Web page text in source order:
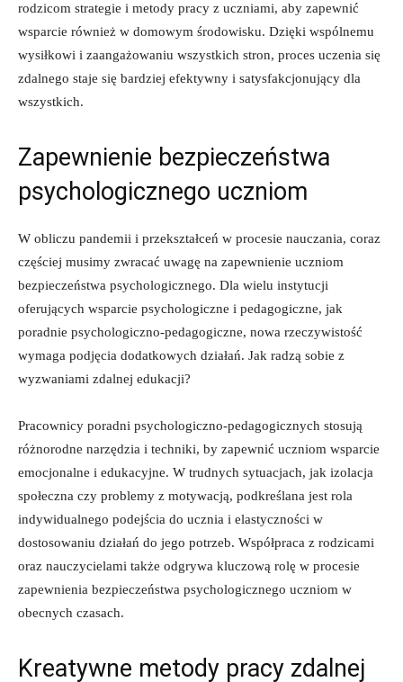
rodzicom strategie ​i metody ​pracy z uczniami, aby zapewnić
wsparcie również w domowym środowisku. Dzięki wspólnemu
wysiłkowi i‌ zaangażowaniu wszystkich⁢ stron, proces uczenia się
zdalnego staje się ‍bardziej efektywny ⁤i satysfakcjonujący dla
wszystkich.
Zapewnienie⁣ bezpieczeństwa
⁣psychologicznego uczniom
W ⁤obliczu ‌pandemii‌ i przekształceń w procesie⁤ nauczania, ​coraz
częściej musimy zwracać ‌uwagę na zapewnienie uczniom
bezpieczeństwa psychologicznego. ‌Dla wielu instytucji
oferujących wsparcie​ psychologiczne i⁣ pedagogiczne, jak
poradnie‍ psychologiczno-pedagogiczne, nowa rzeczywistość
⁣wymaga podjęcia dodatkowych działań. Jak radzą sobie⁣ z
wyzwaniami⁢ zdalnej​ edukacji?
Pracownicy poradni psychologiczno-pedagogicznych stosują
różnorodne⁤ narzędzia i techniki, ‌by zapewnić⁣ uczniom wsparcie
emocjonalne‌ i edukacyjne. ‍W trudnych sytuacjach,‍ jak izolacja
⁣społeczna​ czy problemy z ‍motywacją, podkreślana jest⁣ rola
indywidualnego podejścia do ucznia i⁣ elastyczności⁤ w
dostosowaniu działań do ⁤jego ‍potrzeb. Współpraca‍ z rodzicami‍
oraz nauczycielami także odgrywa kluczową ⁣rolę ​w procesie
zapewnienia bezpieczeństwa psychologicznego uczniom w
obecnych czasach.
Kreatywne metody pracy⁢ zdalnej